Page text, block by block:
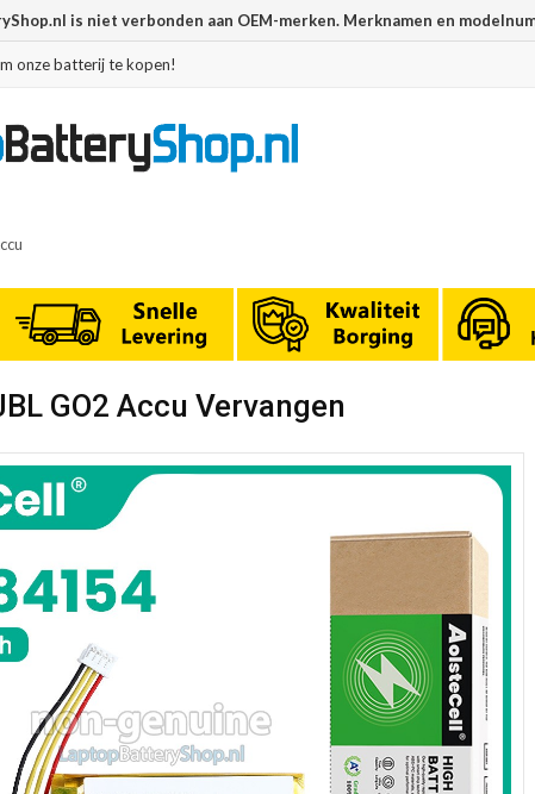
is niet verbonden aan OEM-merken. Merknamen en
onze batterij te kopen!
GO2 Accu Vervangen